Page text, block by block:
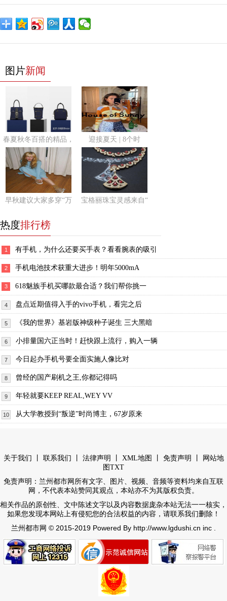
图片新闻
春夏秋冬百搭的精品， 迎接夏天 | 8个时
早秋建议大家多穿“万 宝格丽珠宝灵感来自“
热度排行榜
1 有手机，为什么还要买手表？看看腕表的吸引
2 手机电池技术获重大进步！明年5000mA
3 618魅族手机买哪款最合适？我们帮你挑一
4 盘点近期值得入手的vivo手机，看完之后
5 《我的世界》基岩版神级种子诞生 三大黑暗
6 小排量国六正当时！赶快跟上流行，购入一辆
7 今日起办手机号要全面实施人像比对
8 曾经的国产刷机之王,你都记得吗
9 年轻就要KEEP REAL,WEY VV
10 从大学教授到“叛逆”时尚博主，67岁原来
关于我们 联系我们 法律声明 XML地图 免责声明
网站地
图 TXT
免责声明：兰州都市网所有文字、图片、视频、音频等资料均来自互联
网，不代表本站赞同其观点，本站亦不为其版权负责。
相关作品的原创性、文中陈述文字以及内容数据庞杂本站无法一一核实，
如果您发现本网站上有侵犯您的合法权益的内容，请联系我们删除！
兰州都市网 © 2015-2019 Powered By http://www.lgdushi.cn inc .